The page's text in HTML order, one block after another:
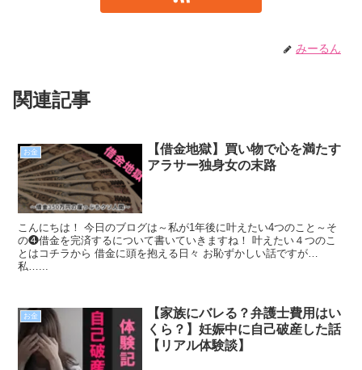
みーるん
関連記事
お金
【借金地獄】買い物で心を満たす
アラサー独身女の末路
こんにちは！ 今日のブログは～私が1年後に叶えたい4つのこと～そ
の❹借金を完済するについて書いていきますね！ 叶えたい４つのこ
とはコチラから 借金に頭を抱える日々 お恥ずかしい話ですが…
私…...
お金
【家族にバレる？弁護士費用はい
くら？】妊娠中に自己破産した話
【リアル体験談】